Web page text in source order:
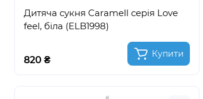
Дитяча сукня Caramell серія Love
feel, біла (ELB1998)
820 ₴
Купити